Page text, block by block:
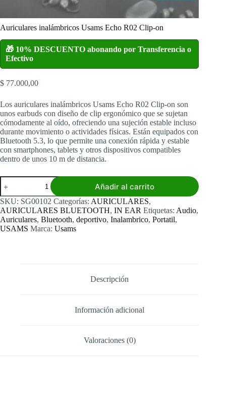
Auriculares inalámbricos Usams Echo R02 Clip-on
🎁 10% DESCUENTO abonando por Transferencia o
Efectivo
$ 77.000,00
Los auriculares inalámbricos Usams Echo R02 Clip-on son
unos earbuds con diseño de clip ergonómico que se sujetan
cómodamente al oído, ofreciendo una sujeción estable incluso
durante movimiento o actividades físicas. Están equipados con
Bluetooth 5.3, lo que permite una conexión rápida y estable
con smartphones, tablets y otros dispositivos compatibles
dentro de unos 10 m de distancia.
Auriculares
inalámbricos
Usams
Echo
R02
Clip-
on
Añadir al carrito
SKU: SG00102 Categorías: AURICULARES,
AURICULARES BLUETOOTH, IN EAR Etiquetas: Audio,
Auriculares, Bluetooth, deportivo, Inalambrico, Portatil,
USAMS Marca: Usams
Descripción
Información adicional
Valoraciones (0)